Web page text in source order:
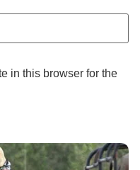
in this browser for the